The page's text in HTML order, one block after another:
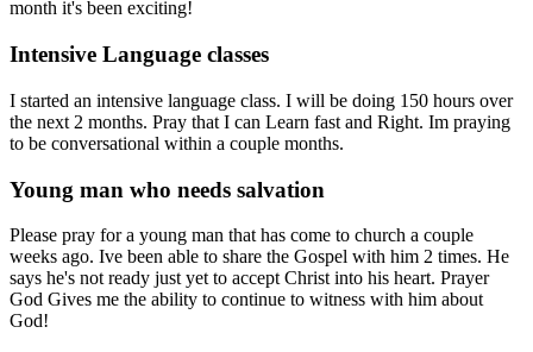
month it's been exciting!
Intensive Language classes
I started an intensive language class. I will be doing 150 hours over
the next 2 months. Pray that I can Learn fast and Right. Im praying
to be conversational within a couple months.
Young man who needs salvation
Please pray for a young man that has come to church a couple
weeks ago. Ive been able to share the Gospel with him 2 times. He
says he's not ready just yet to accept Christ into his heart. Prayer
God Gives me the ability to continue to witness with him about
God!